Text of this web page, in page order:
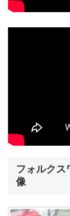
フォルクス
像